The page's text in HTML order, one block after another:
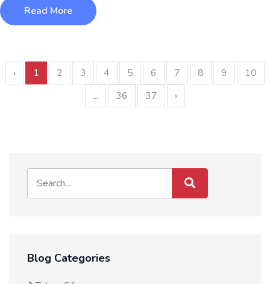
Read More
‹ 1 2 3 4 5 6 7 8 9
10
...
36 37 ›
Blog Categories